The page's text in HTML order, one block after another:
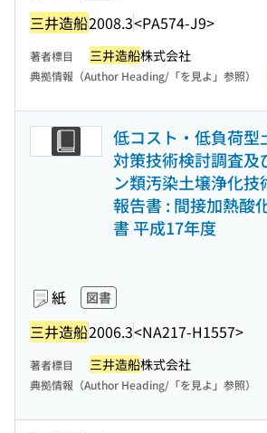
三井造船2008.3<PA574-J9>
著者標目 三井造船株式会社
典拠情報（Author Heading/「を見よ」参照）
低コスト・低負荷型
対策技術検討調査及
ン類汚染土壌浄化技
報告書 : 間接加熱酸
書 平成17年度
紙 図書
三井造船2006.3<NA217-H1557>
著者標目 三井造船株式会社
典拠情報（Author Heading/「を見よ」参照）